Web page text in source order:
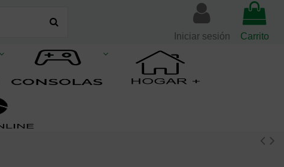
Iniciar sesión Carrito